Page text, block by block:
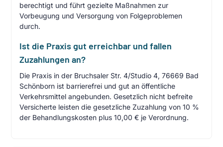
berechtigt und führt gezielte Maßnahmen zur
Vorbeugung und Versorgung von Folgeproblemen
durch.
Ist die Praxis gut erreichbar und fallen
Zuzahlungen an?
Die Praxis in der Bruchsaler Str. 4/Studio 4, 76669 Bad
Schönborn ist barrierefrei und gut an öffentliche
Verkehrsmittel angebunden. Gesetzlich nicht befreite
Versicherte leisten die gesetzliche Zuzahlung von 10 %
der Behandlungskosten plus 10,00 € je Verordnung.